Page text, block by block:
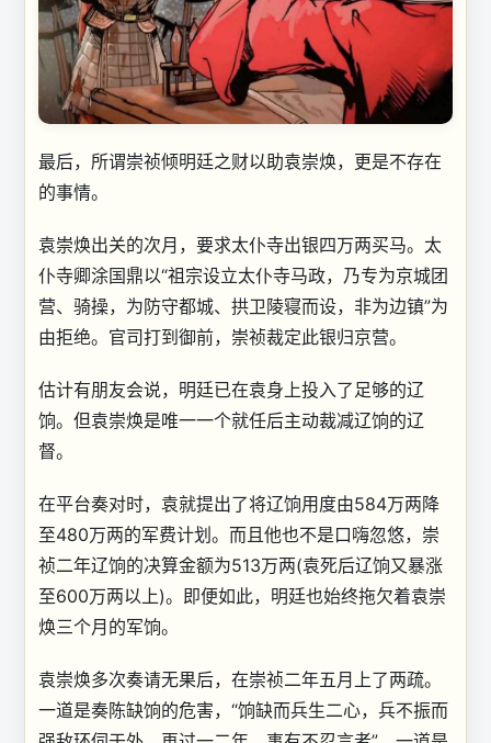
最后，所谓崇祯倾明廷之财以助袁崇焕，更是不存在
的事情。
袁崇焕出关的次月，要求太仆寺出银四万两买马。太
仆寺卿涂国鼎以“祖宗设立太仆寺马政，乃专为京城团
营、骑操，为防守都城、拱卫陵寝而设，非为边镇”为
由拒绝。官司打到御前，崇祯裁定此银归京营。
估计有朋友会说，明廷已在袁身上投入了足够的辽
饷。但袁崇焕是唯一一个就任后主动裁减辽饷的辽
督。
在平台奏对时，袁就提出了将辽饷用度由584万两降
至480万两的军费计划。而且他也不是口嗨忽悠，崇
祯二年辽饷的决算金额为513万两(袁死后辽饷又暴涨
至600万两以上)。即便如此，明廷也始终拖欠着袁崇
焕三个月的军饷。
袁崇焕多次奏请无果后，在崇祯二年五月上了两疏。
一道是奏陈缺饷的危害，“饷缺而兵生二心，兵不振而